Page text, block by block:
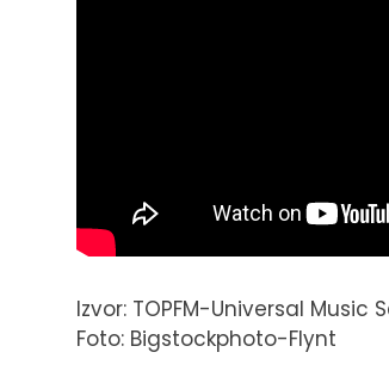
Izvor: TOPFM-Universal Music
Foto: Bigstockphoto-Flynt